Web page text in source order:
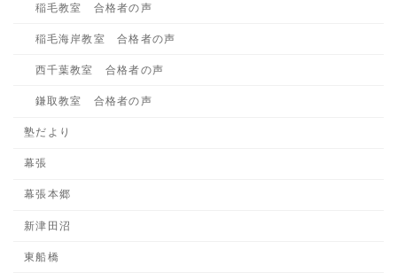
稲毛教室 合格者の声
稲毛海岸教室 合格者の声
西千葉教室 合格者の声
鎌取教室 合格者の声
塾だより
幕張
幕張本郷
新津田沼
東船橋